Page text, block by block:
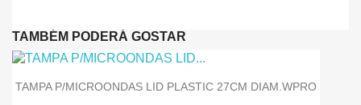
TAMBÉM PODERÁ GOSTAR
TAMPA P/MICROONDAS LID PLASTIC 27CM DIAM.WPRO